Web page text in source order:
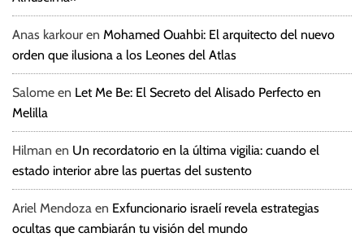
Anas karkour en Mohamed Ouahbi: El arquitecto del nuevo
orden que ilusiona a los Leones del Atlas
Salome en Let Me Be: El Secreto del Alisado Perfecto en
Melilla
Hilman en Un recordatorio en la última vigilia: cuando el
estado interior abre las puertas del sustento
Ariel Mendoza en Exfuncionario israelí revela estrategias
ocultas que cambiarán tu visión del mundo